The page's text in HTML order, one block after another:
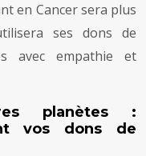
en Cancer sera plus
ses dons de
avec empathie et
planètes :
vos dons de